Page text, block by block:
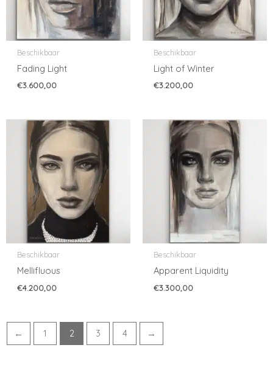
Beschikbaar
Fading Light
€3.600,00
Beschikbaar
Light of Winter
€3.200,00
Beschikbaar
Mellifluous
€4.200,00
Beschikbaar
Apparent Liquidity
€3.300,00
← 1 2 3 4 →